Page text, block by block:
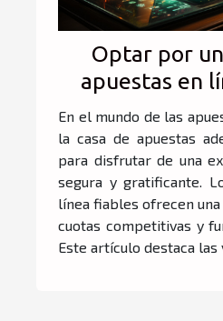
Optar por
apuestas en
¿cuáles son
esta
En el mundo de las
la casa de apuestas
para disfrutar de una
segura y gratificante.
línea fiables ofrecen
cuotas competitivas y
Este artículo destaca las